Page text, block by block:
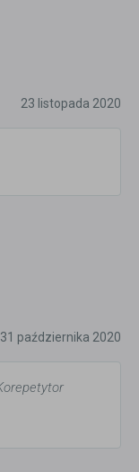
23 listopada 2020
31 października 2020